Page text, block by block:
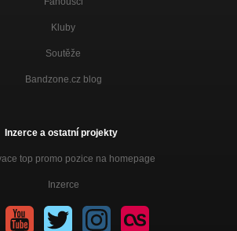
Kluby
Soutěže
Bandzone.cz blog
Inzerce a ostatní projekty
top promo pozice na homepage
Inzerce